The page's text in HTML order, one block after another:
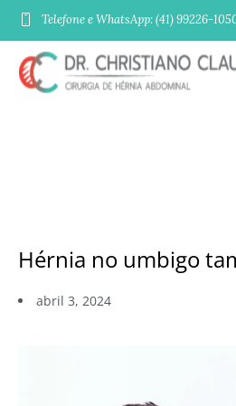
Telefone e WhatsApp: (41) 99226-
Hérnia no umbigo
abril 3, 2024